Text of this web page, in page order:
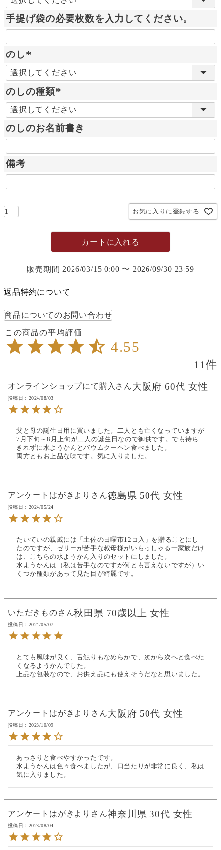
必
須
)
手提げ袋の必要枚数を入力してください。
のし
(
必
須
)
のしの種類
(
必
須
)
のしのお名前書き
備考
お気に入りに登録する
カートに入れる
販売期間 2026/03/15 0:00 〜 2026/09/30 23:59
返品特約について
商品についてのお問い合わせ
4.55
11
オンラインショップにて購入 大阪府 60代 女性
投稿日 2024/08/03
父と母の誕生日用に買いました。二人とも亡くなっていますが
7月下旬～8月上旬が二人の誕生日なので御供です。でも待ち
きれずに水ようかんとバウムクーヘン食べました。
両方ともお上品な味です。気に入りました。
アンケートはがきより 徳島県 50代 女性
投稿日 2024/05/24
たいていの親戚には「土佐の日曜市12コ入」を贈ることにし
たのですが、ゼリーが苦手な叔母様がいらっしゃる一家族だけ
は、こちらの水ようかん入りのセットにしました。
水ようかんは（私は苦手なのですが何とも言えないですが）い
くつか種類があって見た目が綺麗です。
いただきもの 秋田県 70歳以上 女性
投稿日 2024/05/07
とても風味が良く、舌触りもなめらかで、次から次へと食べた
くなるようかんでした。
上品な包装なので、お供え品にも使えそうだなと思いました。
アンケートはがきより 大阪府 50代 女性
投稿日 2023/10/09
あっさりと食べやすかったです。
水ようかんは色々食べましたが、口当たりが非常に良く、私は
気に入りました。
アンケートはがきより 神奈川県 30代 女性
投稿日 2023/08/04